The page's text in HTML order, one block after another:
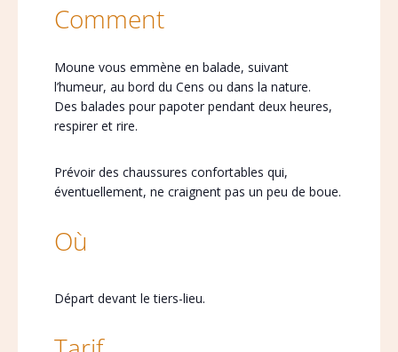
Comment
Moune vous emmène en balade, suivant
l’humeur, au bord du Cens ou dans la nature.
Des balades pour papoter pendant deux heures,
respirer et rire.
Prévoir des chaussures confortables qui,
éventuellement, ne craignent pas un peu de boue.
Où
Départ devant le tiers-lieu.